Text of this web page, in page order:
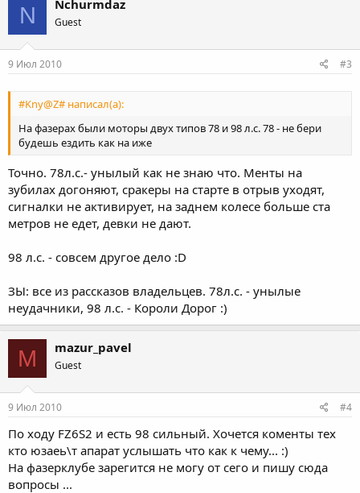
N Nchurmdaz
Guest
9 Июл 2010 #3
#Kny@Z# написал(а):
На фазерах были моторы двух типов 78 и 98 л.с. 78 - не бери
будешь ездить как на иже
Точно. 78л.с.- унылый как не знаю что. Менты на
зубилах догоняют, сракеры на старте в отрыв уходят,
сигналки не активирует, на заднем колесе больше ста
метров не едет, девки не дают.
98 л.с. - совсем другое дело :D
ЗЫ: все из рассказов владельцев. 78л.с. - унылые
неудачники, 98 л.с. - Короли Дорог :)
M mazur_pavel
Guest
9 Июл 2010 #4
По ходу FZ6S2 и есть 98 сильный. Хочется коменты тех
кто юзаеь\т апарат услышать что как к чему... :)
На фазерклубе зарегится не могу от сего и пишу сюда
вопросы ...